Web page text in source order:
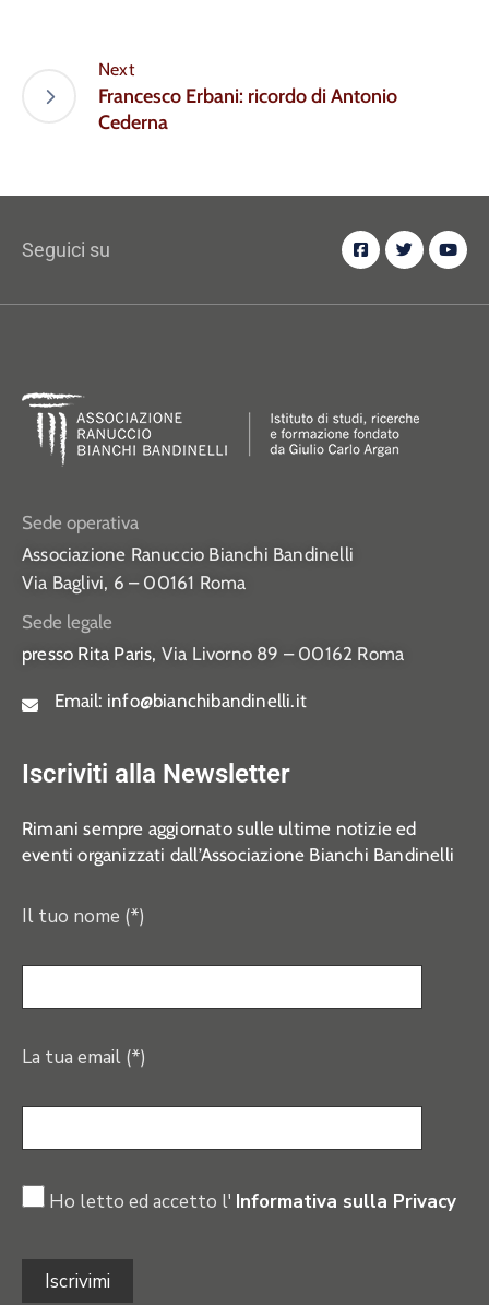
Next
Francesco Erbani: ricordo di Antonio
Cederna
Seguici su
Sede operativa
Associazione Ranuccio Bianchi Bandinelli
Via Baglivi, 6 – 00161 Roma
Sede legale
presso Rita Paris, Via Livorno 89 – 00162 Roma
Email: info@bianchibandinelli.it
Iscriviti alla Newsletter
Rimani sempre aggiornato sulle ultime notizie ed
eventi organizzati dall’Associazione Bianchi Bandinelli
Il tuo nome (*)
La tua email (*)
Ho letto ed accetto l' Informativa sulla Privacy